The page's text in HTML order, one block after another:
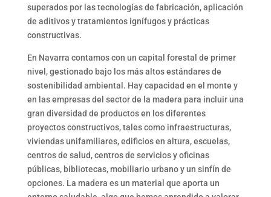
superados por las tecnologías de fabricación, aplicación
de aditivos y tratamientos ignífugos y prácticas
constructivas.
En Navarra contamos con un capital forestal de primer
nivel, gestionado bajo los más altos estándares de
sostenibilidad ambiental. Hay capacidad en el monte y
en las empresas del sector de la madera para incluir una
gran diversidad de productos en los diferentes
proyectos constructivos, tales como infraestructuras,
viviendas unifamiliares, edificios en altura, escuelas,
centros de salud, centros de servicios y oficinas
públicas, bibliotecas, mobiliario urbano y un sinfín de
opciones. La madera es un material que aporta un